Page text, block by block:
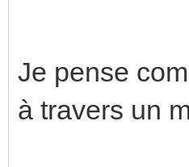
Je pense
à travers un